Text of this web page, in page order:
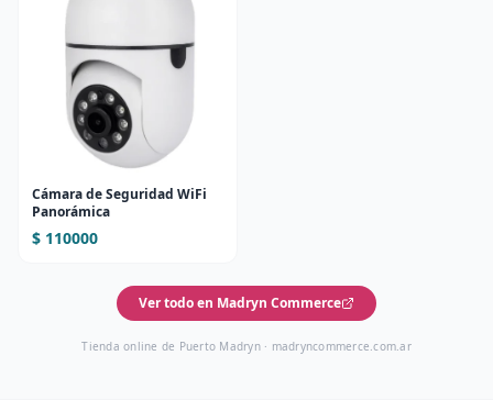
Cámara de Seguridad WiFi
Panorámica
$ 110000
Ver todo en Madryn Commerce
Tienda online de Puerto Madryn · madryncommerce.com.ar